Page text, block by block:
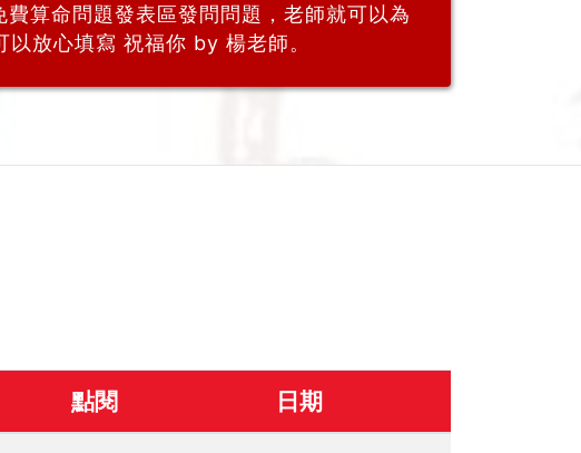
算命問題發表區發問問題，老師就可以為
放心填寫 祝福你 by 楊老師。
點閱 日期